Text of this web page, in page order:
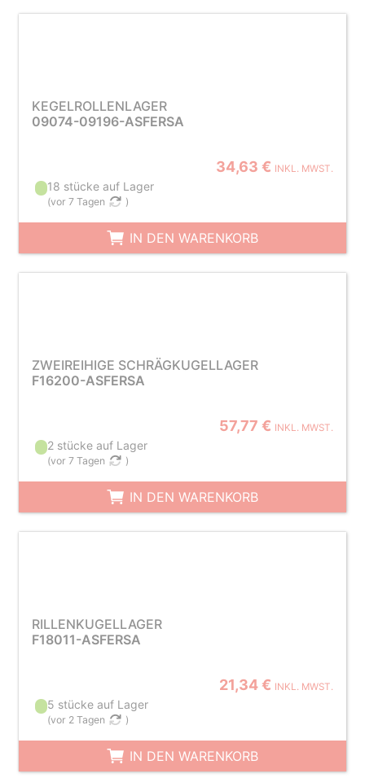
KEGELROLLENLAGER
09074-09196-ASFERSA
34,63 € INKL. MWST.
18 stücke auf Lager
(vor 7 Tagen )
IN DEN WARENKORB
ZWEIREIHIGE SCHRÄGKUGELLAGER
F16200-ASFERSA
57,77 € INKL. MWST.
2 stücke auf Lager
(vor 7 Tagen )
IN DEN WARENKORB
RILLENKUGELLAGER
F18011-ASFERSA
21,34 € INKL. MWST.
5 stücke auf Lager
(vor 2 Tagen )
IN DEN WARENKORB